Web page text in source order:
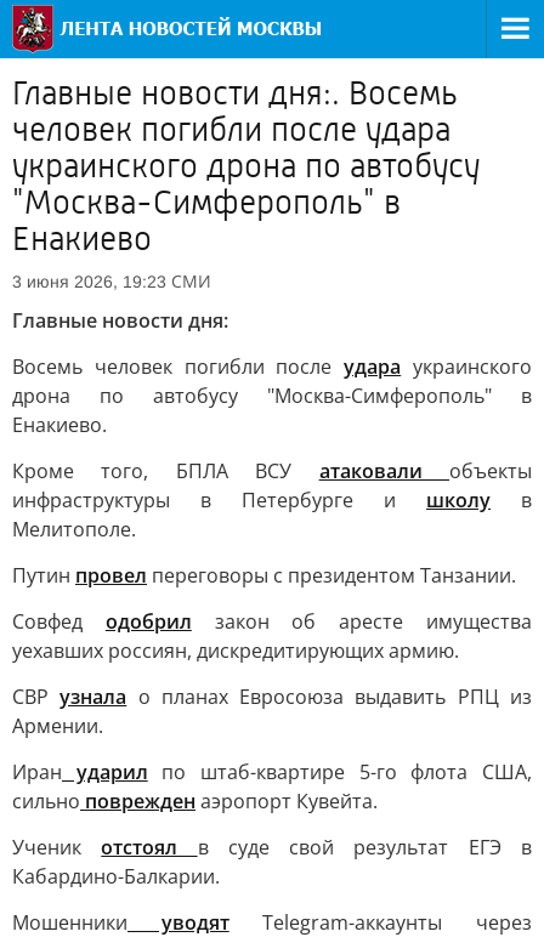
Главные новости дня:. Восемь
человек погибли после удара
украинского дрона по автобусу
"Москва-Симферополь" в
Енакиево
3 июня 2026, 19:23 СМИ
Главные новости дня:
Восемь человек погибли послеудара украинского
дрона по автобусу "Москва-Симферополь" в
Енакиево.
Кроме того, БПЛА ВСУ атаковали объекты
инфраструктуры в Петербурге и школу в
Мелитополе.
Путин провел переговоры с президентом Танзании.
Совфед одобрил закон об аресте имущества
уехавших россиян, дискредитирующих армию.
СВРузнала о планах Евросоюза выдавить РПЦ из
Армении.
Иран ударил по штаб-квартире 5-го флота США,
сильно поврежден аэропорт Кувейта.
Ученикотстоял в суде свой результат ЕГЭ в
Кабардино-Балкарии.
Мошенники уводятTelegram-аккаунты через